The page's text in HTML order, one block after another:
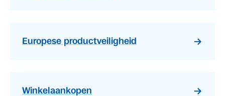
Europese productveiligheid
Winkelaankopen